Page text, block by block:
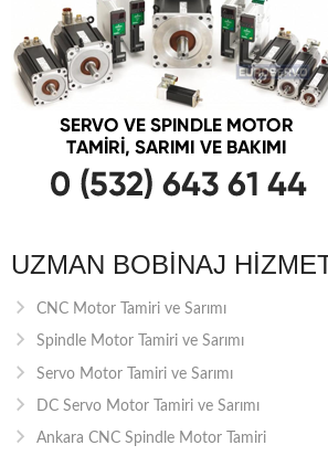
UZMAN BOBINAJ
CNC Motor Tamiri ve Sarımı
Spindle Motor Tamiri ve Sarımı
Servo Motor Tamiri ve Sarımı
DC Servo Motor Tamiri ve Sarımı
Ankara CNC Spindle Motor Tamiri